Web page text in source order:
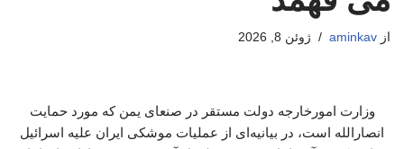
از aminkav ژوئن 8, 2026
وزارت امورخارجه دولت مستقر در صنعای یمن که مورد حمایت
انصارالله است، در بیانیه‌ای از عملیات موشکی ایران علیه اسرائیل